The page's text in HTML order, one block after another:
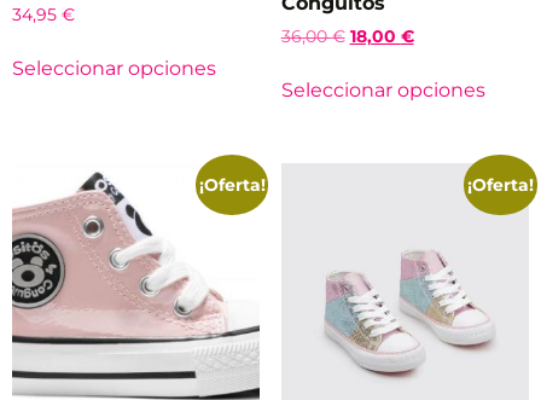
34,95 €
Seleccionar opciones
36,00€ 18,00 €
Seleccionar opciones
¡Oferta! ¡Oferta!